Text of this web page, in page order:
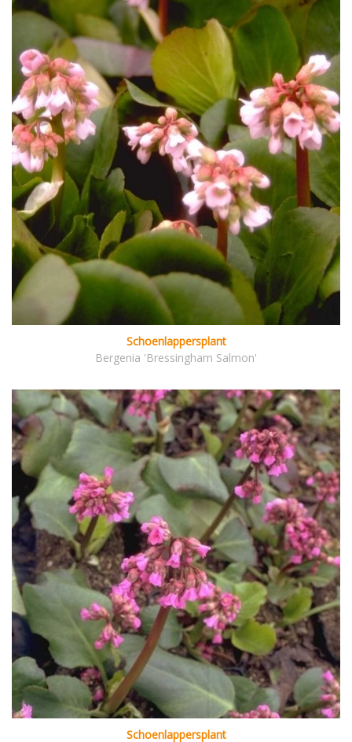
Schoenlappersplant
Bergenia 'Bressingham Salmon'
Schoenlappersplant